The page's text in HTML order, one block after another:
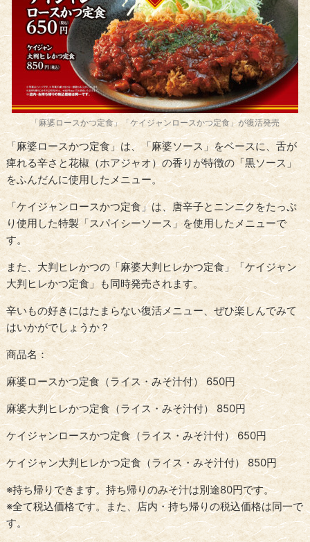
「麻婆ロースかつ定食」「ケイジャンロースかつ定食」が復活発売
「麻婆ロースかつ定食」は、「麻婆ソース」をベースに、舌が
痺れる辛さと花椒（ホアジャオ）の香りが特徴の「黒ソース」
をふんだんに使用したメニュー。
「ケイジャンロースかつ定食」は、唐辛子とニンニクをたっぷ
り使用した特製「スパイシーソース」を使用したメニューで
す。
また、大判ヒレかつの「麻婆大判ヒレかつ定食」「ケイジャン
大判ヒレかつ定食」も同時発売されます。
辛いもの好きにはたまらない復活メニュー、ぜひ楽しんでみて
はいかがでしょうか？
商品名：
麻婆ロースかつ定食（ライス・みそ汁付） 650円
麻婆大判ヒレかつ定食（ライス・みそ汁付） 850円
ケイジャンロースかつ定食（ライス・みそ汁付） 650円
ケイジャン大判ヒレかつ定食（ライス・みそ汁付） 850円
※持ち帰りできます。持ち帰りのみそ汁は別途80円です。
※全て税込価格です。また、店内・持ち帰りの税込価格は同一で
す。